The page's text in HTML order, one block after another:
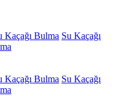
Kaçağı Bulma Su Kaçağı
Kaçağı Bulma Su Kaçağı